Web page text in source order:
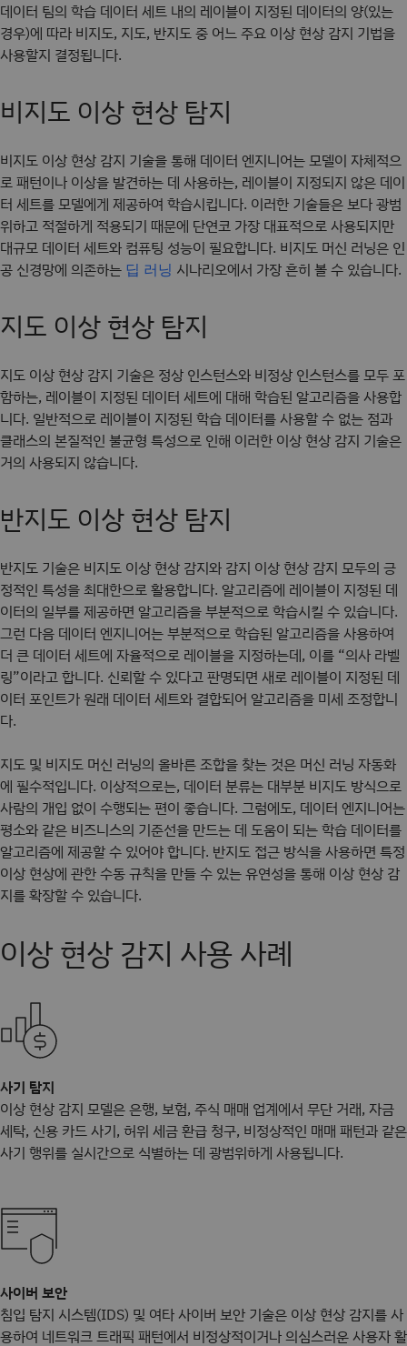
데이터 팀의 학습 데이터 세트 내의 레이블이 지정된 데이터의 양(있는
경우)에 따라 비지도, 지도, 반지도 중 어느 주요 이상 현상 감지 기법을
사용할지 결정됩니다.
비지도 이상 현상 탐지
비지도 이상 현상 감지 기술을 통해 데이터 엔지니어는 모델이 자체적으
로 패턴이나 이상을 발견하는 데 사용하는, 레이블이 지정되지 않은 데이
터 세트를 모델에게 제공하여 학습시킵니다. 이러한 기술들은 보다 광범
위하고 적절하게 적용되기 때문에 단연코 가장 대표적으로 사용되지만
대규모 데이터 세트와 컴퓨팅 성능이 필요합니다. 비지도 머신 러닝은 인
공 신경망에 의존하는 딥 러닝 시나리오에서 가장 흔히 볼 수 있습니다.
지도 이상 현상 탐지
지도 이상 현상 감지 기술은 정상 인스턴스와 비정상 인스턴스를 모두 포
함하는, 레이블이 지정된 데이터 세트에 대해 학습된 알고리즘을 사용합
니다. 일반적으로 레이블이 지정된 학습 데이터를 사용할 수 없는 점과
클래스의 본질적인 불균형 특성으로 인해 이러한 이상 현상 감지 기술은
거의 사용되지 않습니다.
반지도 이상 현상 탐지
반지도 기술은 비지도 이상 현상 감지와 감지 이상 현상 감지 모두의 긍
정적인 특성을 최대한으로 활용합니다. 알고리즘에 레이블이 지정된 데
이터의 일부를 제공하면 알고리즘을 부분적으로 학습시킬 수 있습니다.
그런 다음 데이터 엔지니어는 부분적으로 학습된 알고리즘을 사용하여
더 큰 데이터 세트에 자율적으로 레이블을 지정하는데, 이를 “의사 라벨
링”이라고 합니다. 신뢰할 수 있다고 판명되면 새로 레이블이 지정된 데
이터 포인트가 원래 데이터 세트와 결합되어 알고리즘을 미세 조정합니
다.
지도 및 비지도 머신 러닝의 올바른 조합을 찾는 것은 머신 러닝 자동화
에 필수적입니다. 이상적으로는, 데이터 분류는 대부분 비지도 방식으로
사람의 개입 없이 수행되는 편이 좋습니다. 그럼에도, 데이터 엔지니어는
평소와 같은 비즈니스의 기준선을 만드는 데 도움이 되는 학습 데이터를
알고리즘에 제공할 수 있어야 합니다. 반지도 접근 방식을 사용하면 특정
이상 현상에 관한 수동 규칙을 만들 수 있는 유연성을 통해 이상 현상 감
지를 확장할 수 있습니다.
이상 현상 감지 사용 사례
사기 탐지
이상 현상 감지 모델은 은행, 보험, 주식 매매 업계에서 무단 거래, 자금
세탁, 신용 카드 사기, 허위 세금 환급 청구, 비정상적인 매매 패턴과 같은
사기 행위를 실시간으로 식별하는 데 광범위하게 사용됩니다.
사이버 보안
침입 탐지 시스템(IDS) 및 여타 사이버 보안 기술은 이상 현상 감지를 사
용하여 네트워크 트래픽 패턴에서 비정상적이거나 의심스러운 사용자 활